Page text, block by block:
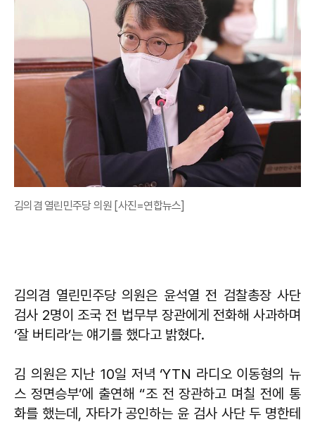
김의겸 열린민주당 의원 [사진=연합뉴스]
김의겸 열린민주당 의원은 윤석열 전 검찰총장 사단
검사 2명이 조국 전 법무부 장관에게 전화해 사과하며
‘잘 버티라’는 얘기를 했다고 밝혔다.
김 의원은 지난 10일 저녁 ‘YTN 라디오 이동형의 뉴
스 정면승부’에 출연해 “조 전 장관하고 며칠 전에 통
화를 했는데, 자타가 공인하는 윤 검사 사단 두 명한테